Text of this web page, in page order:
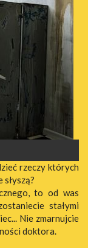
rzeczy których
słyszą?
to od was
stałymi
Nie zmarnujcie
doktora.